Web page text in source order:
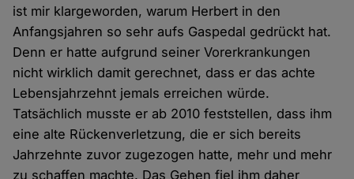
ist mir klargeworden, warum Herbert in den
Anfangsjahren so sehr aufs Gaspedal gedrückt hat.
Denn er hatte aufgrund seiner Vorerkrankungen
nicht wirklich damit gerechnet, dass er das achte
Lebensjahrzehnt jemals erreichen würde.
Tatsächlich musste er ab 2010 feststellen, dass ihm
eine alte Rückenverletzung, die er sich bereits
Jahrzehnte zuvor zugezogen hatte, mehr und mehr
zu schaffen machte. Das Gehen fiel ihm daher